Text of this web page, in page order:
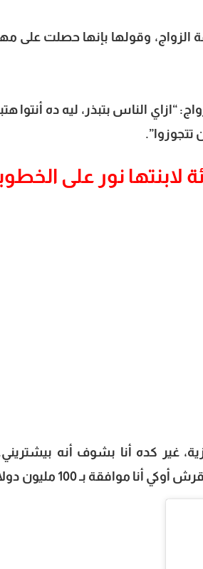
“ازاي الناس بتبذر، ليه ده أنتوا
لابنتها نور على
غير كده أنا بشوف أنه